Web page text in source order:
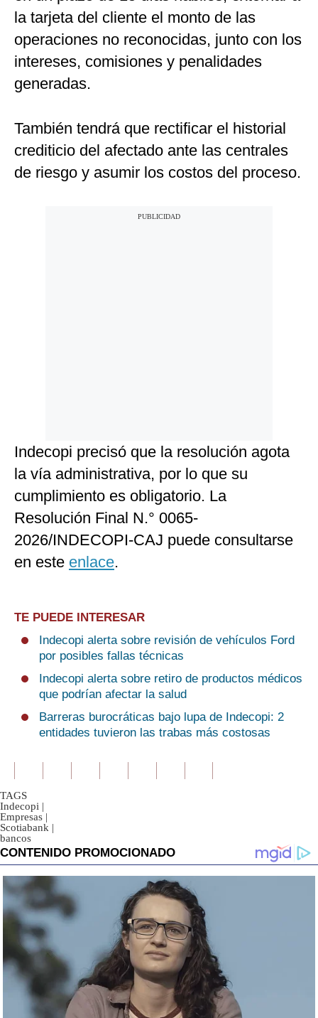
la tarjeta del cliente el monto de las
operaciones no reconocidas, junto con los
intereses, comisiones y penalidades
generadas.
También tendrá que rectificar el historial
crediticio del afectado ante las centrales
de riesgo y asumir los costos del proceso.
Indecopi precisó que la resolución agota
la vía administrativa, por lo que su
cumplimiento es obligatorio. La
Resolución Final N.° 0065-
2026/INDECOPI-CAJ puede consultarse
en este enlace.
TE PUEDE INTERESAR
Indecopi alerta sobre revisión de vehículos Ford
por posibles fallas técnicas
Indecopi alerta sobre retiro de productos médicos
que podrían afectar la salud
Barreras burocráticas bajo lupa de Indecopi: 2
entidades tuvieron las trabas más costosas
TAGS
Indecopi |
Empresas |
Scotiabank |
bancos